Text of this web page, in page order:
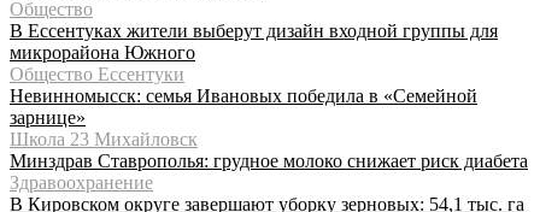
Общество
В Ессентуках жители выберут дизайн входной группы для
микрорайона Южного
Общество Ессентуки
Невинномысск: семья Ивановых победила в «Семейной
зарнице»
Школа 23 Михайловск
Минздрав Ставрополья: грудное молоко снижает риск диабета
Здравоохранение
В Кировском округе завершают уборку зерновых: 54,1 тыс. га